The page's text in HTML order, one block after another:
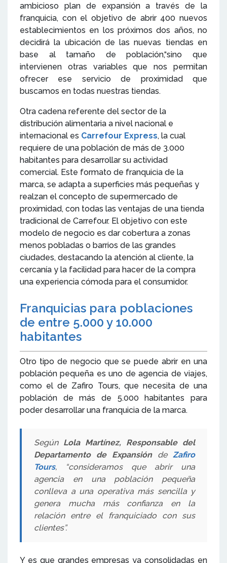
ambicioso plan de expansión a través de la
franquicia, con el objetivo de abrir 400 nuevos
establecimientos en los próximos dos años, no
decidirá la ubicación de las nuevas tiendas en
base al tamaño de población,“sino que
intervienen otras variables que nos permitan
ofrecer ese servicio de proximidad que
buscamos en todas nuestras tiendas.
Otra cadena referente del sector de la
distribución alimentaria a nivel nacional e
internacional es Carrefour Express, la cual
requiere de una población de más de 3.000
habitantes para desarrollar su actividad
comercial. Este formato de franquicia de la
marca, se adapta a superficies más pequeñas y
realzan el concepto de supermercado de
proximidad, con todas las ventajas de una tienda
tradicional de Carrefour. El objetivo con este
modelo de negocio es dar cobertura a zonas
menos pobladas o barrios de las grandes
ciudades, destacando la atención al cliente, la
cercanía y la facilidad para hacer de la compra
una experiencia cómoda para el consumidor.
Franquicias para poblaciones
de entre 5.000 y 10.000
habitantes
Otro tipo de negocio que se puede abrir en una
población pequeña es uno de agencia de viajes,
como el de Zafiro Tours, que necesita de una
población de más de 5.000 habitantes para
poder desarrollar una franquicia de la marca.
Según Lola Martínez, Responsable del
Departamento de Expansiónde Zafiro
Tours, “consideramos que abrir una
agencia en una población pequeña
conlleva a una operativa más sencilla y
genera mucha más confianza en la
relación entre el franquiciado con sus
clientes”.
Y es que grandes empresas ya consolidadas en